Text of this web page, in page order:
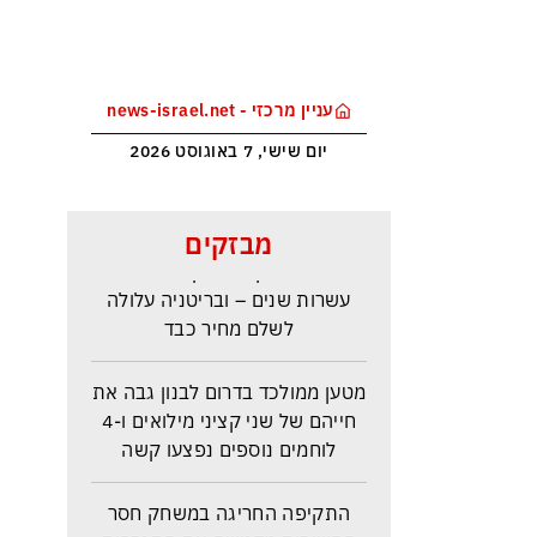
עניין מרכזי - news-israel.net
יום שישי, 7 באוגוסט 2026
מבזקים
ראש הביון הבריטי מזהירה: העולם
נכנס לעידן המסוכן ביותר זה
עשרות שנים – ובריטניה עלולה
לשלם מחיר כבד
מטען ממולכד בדרום לבנון גבה את
חייהם של שני קציני מילואים ו-4
לוחמים נוספים נפצעו קשה
התקיפה החריגה במשחק חסר